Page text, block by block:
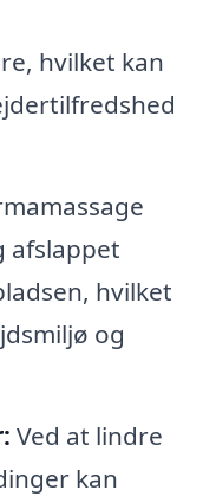
hvilket kan
afslappet
hvilket
og
Ved at lindre
kan